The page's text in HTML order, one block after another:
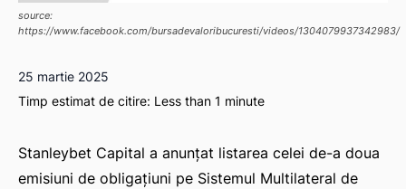
source:
https://www.facebook.com/bursadevaloribucuresti/videos/1304079937342983/
25 martie 2025
Timp estimat de citire: Less than 1 minute
Stanleybet Capital a anunțat listarea celei de-a doua
emisiuni de obligațiuni pe Sistemul Multilateral de